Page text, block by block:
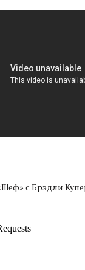
с Брэдли